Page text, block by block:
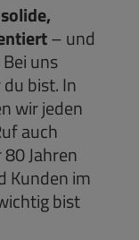
solide,
– und
uns
bist. In
wir jeden
auch
Jahren
Kunden im
bist